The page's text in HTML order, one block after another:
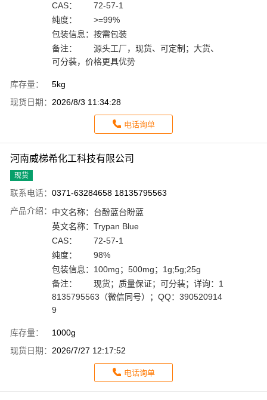
CAS：
72-57-1
纯度：
>=99%
包装信息： 按需包装
备注：
源头工厂，现货、可定制；大货、
可分装，价格更具优势
库存量：
5kg
现货日期： 2026/8/3 11:34:28
电话询单
河南威梯希化工科技有限公司
现货
联系电话： 0371-63284658 18135795563
产品介绍： 中文名称： 台酚蓝台盼蓝
英文名称： Trypan Blue
CAS：
72-57-1
纯度：
98%
包装信息： 100mg；500mg；1g;5g;25g
备注：
现货；质量保证；可分装；详询：1
8135795563（微信同号）；QQ：390520914
9
库存量：
1000g
现货日期： 2026/7/27 12:17:52
电话询单